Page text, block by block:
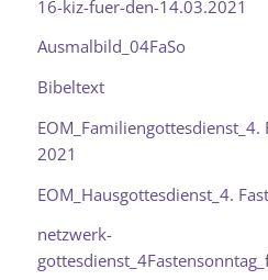
16-kiz-fuer-den-14.03.2021
Ausmalbild_04FaSo
Bibeltext
2021
EOM_Hausgottesdienst_4.
netzwerk-